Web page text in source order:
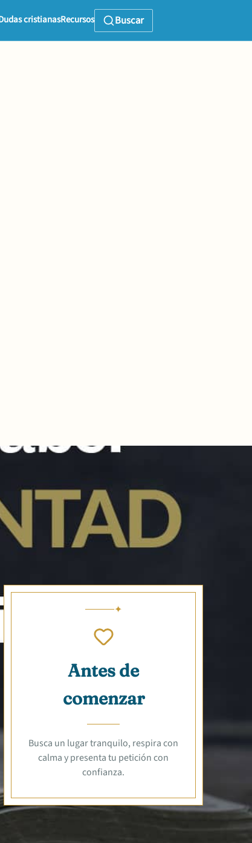
cristianasRecursos Buscar
Antes de
comenzar
Busca un lugar tranquilo, respira con
calma y presenta tu petición con
confianza.